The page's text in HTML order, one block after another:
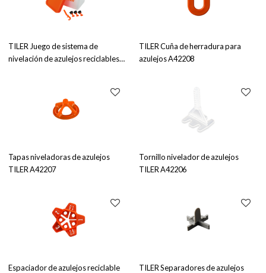
TILER Juego de sistema de
nivelación de azulejos reciclables
TILER Cuña de herradura para
azulejos A42208
Tapas niveladoras de azulejos
TILER A42207
Tornillo nivelador de azulejos
TILER A42206
Espaciador de azulejos reciclable
TILER Separadores de azulejos